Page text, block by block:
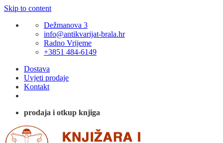
Skip to content
Dežmanova 3
info@antikvarijat-brala.hr
Radno Vrijeme
+3851 484-6149
Dostava
Uvjeti prodaje
Kontakt
prodaja i otkup knjiga